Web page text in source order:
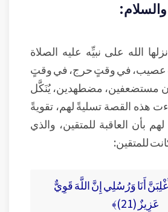
الله على نبيِّه عليه الصلاة
عصيب، في وقتٍ حرج، في وقتٍ
مستضعفين، مضطهدين، يُنَكَّل
هذه القصة تسليةً لهم، تقويةً
بأن العاقبة للمتقين، والذي
للمتقين:
أَنَا وَرُسُلِي إِنَّ اللَّهَ قَوِيٌّ
عَزِيزٌ (21)﴾